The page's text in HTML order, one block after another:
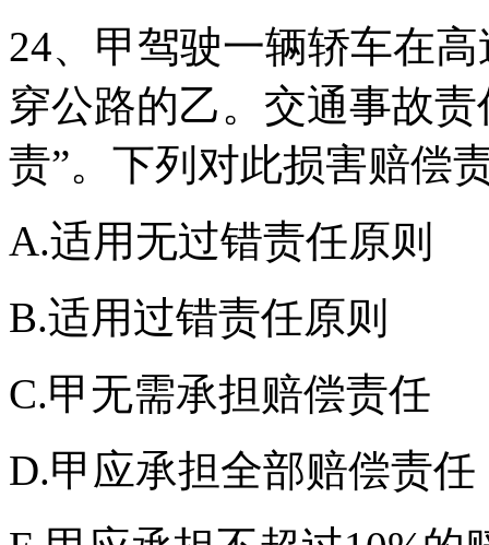
24、甲驾驶一辆轿车在
穿公路的乙。交通事故
责”。下列对此损害赔偿
A.适用无过错责任原则
B.适用过错责任原则
C.甲无需承担赔偿责任
D.甲应承担全部赔偿责任